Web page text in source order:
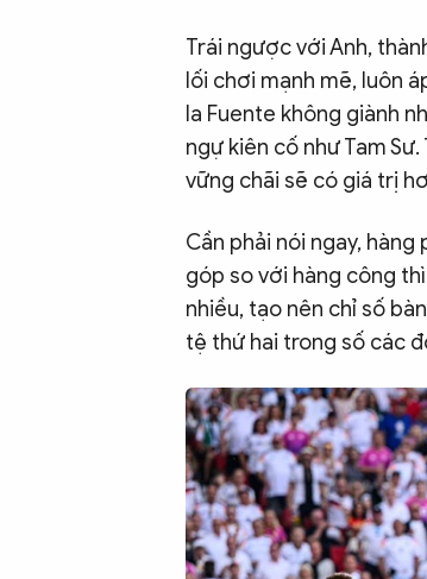
Trái ngược với Anh,
lối chơi mạnh mẽ, luôn
la Fuente không giành
ngự kiên cố như Tam
vững chãi sẽ có giá trị
Cần phải nói ngay,
góp so với hàng công
nhiều, tạo nên chỉ số
tệ thứ hai trong số các